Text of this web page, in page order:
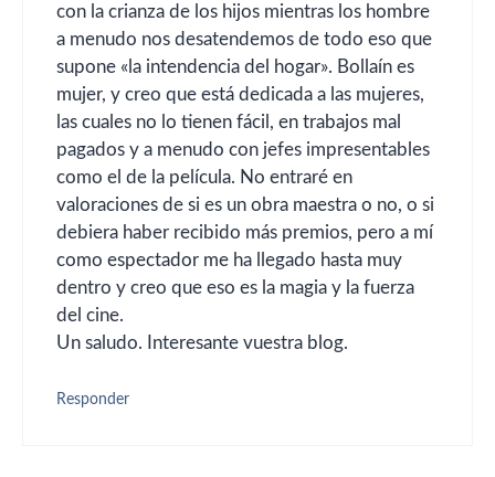
con la crianza de los hijos mientras los hombre
a menudo nos desatendemos de todo eso que
supone «la intendencia del hogar». Bollaín es
mujer, y creo que está dedicada a las mujeres,
las cuales no lo tienen fácil, en trabajos mal
pagados y a menudo con jefes impresentables
como el de la película. No entraré en
valoraciones de si es un obra maestra o no, o si
debiera haber recibido más premios, pero a mí
como espectador me ha llegado hasta muy
dentro y creo que eso es la magia y la fuerza
del cine.
Un saludo. Interesante vuestra blog.
Responder